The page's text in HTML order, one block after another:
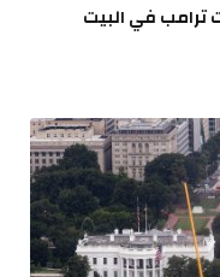
ترامب في البيت